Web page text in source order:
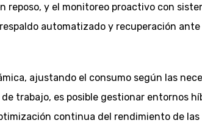
y el monitoreo proactivo con
automatizado y recuperación
ajustando el consumo según las
trabajo, es posible gestionar entornos
continua del rendimiento de las